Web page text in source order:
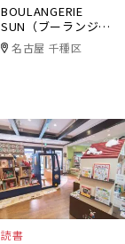
BOULANGERIE
SUN（ブーランジェ
リー・サン）
名古屋 千種区
読書